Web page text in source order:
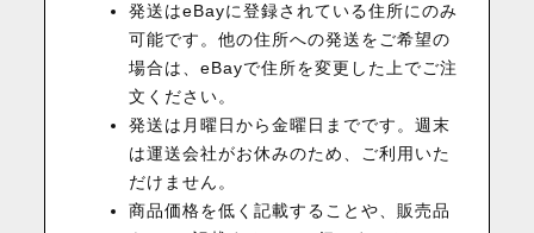
発送はeBayに登録されている住所にのみ
可能です。他の住所への発送をご希望の
場合は、eBayで住所を変更した上でご注
文ください。
発送は月曜日から金曜日までです。週末
は運送会社がお休みのため、ご利用いた
だけません。
商品価格を低く記載することや、販売品